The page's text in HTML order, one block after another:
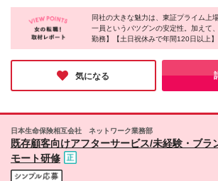
ンセンティブとして還元！》 当
を導入。 半期に1回の評価で最
得したメンバーには、 150万円
得られる仕組みです。
駅」東急五反田駅出口より徒歩9分 · JR山手線
田駅」より徒歩10分
……………………………………… ※首
への通勤が可能な方は、本社に
務地
同社の大きな魅力は、東証プライム上
一員というバツグンの安定性。加えて
勤務】【土日祝休みで年間120日以上
ています。ノートPCの貸与やリモー
厚生も充実。無理なく・長く働ける環
ピッタリな企業です◎
気になる
日本生命保険相互会社 ネットワーク業務部
既存顧客向けアフターサービス/未経験・ブラ
モート研修